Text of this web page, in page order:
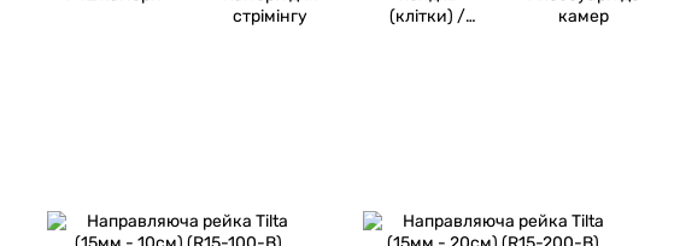
стрімінгу
(клітки) /
камер